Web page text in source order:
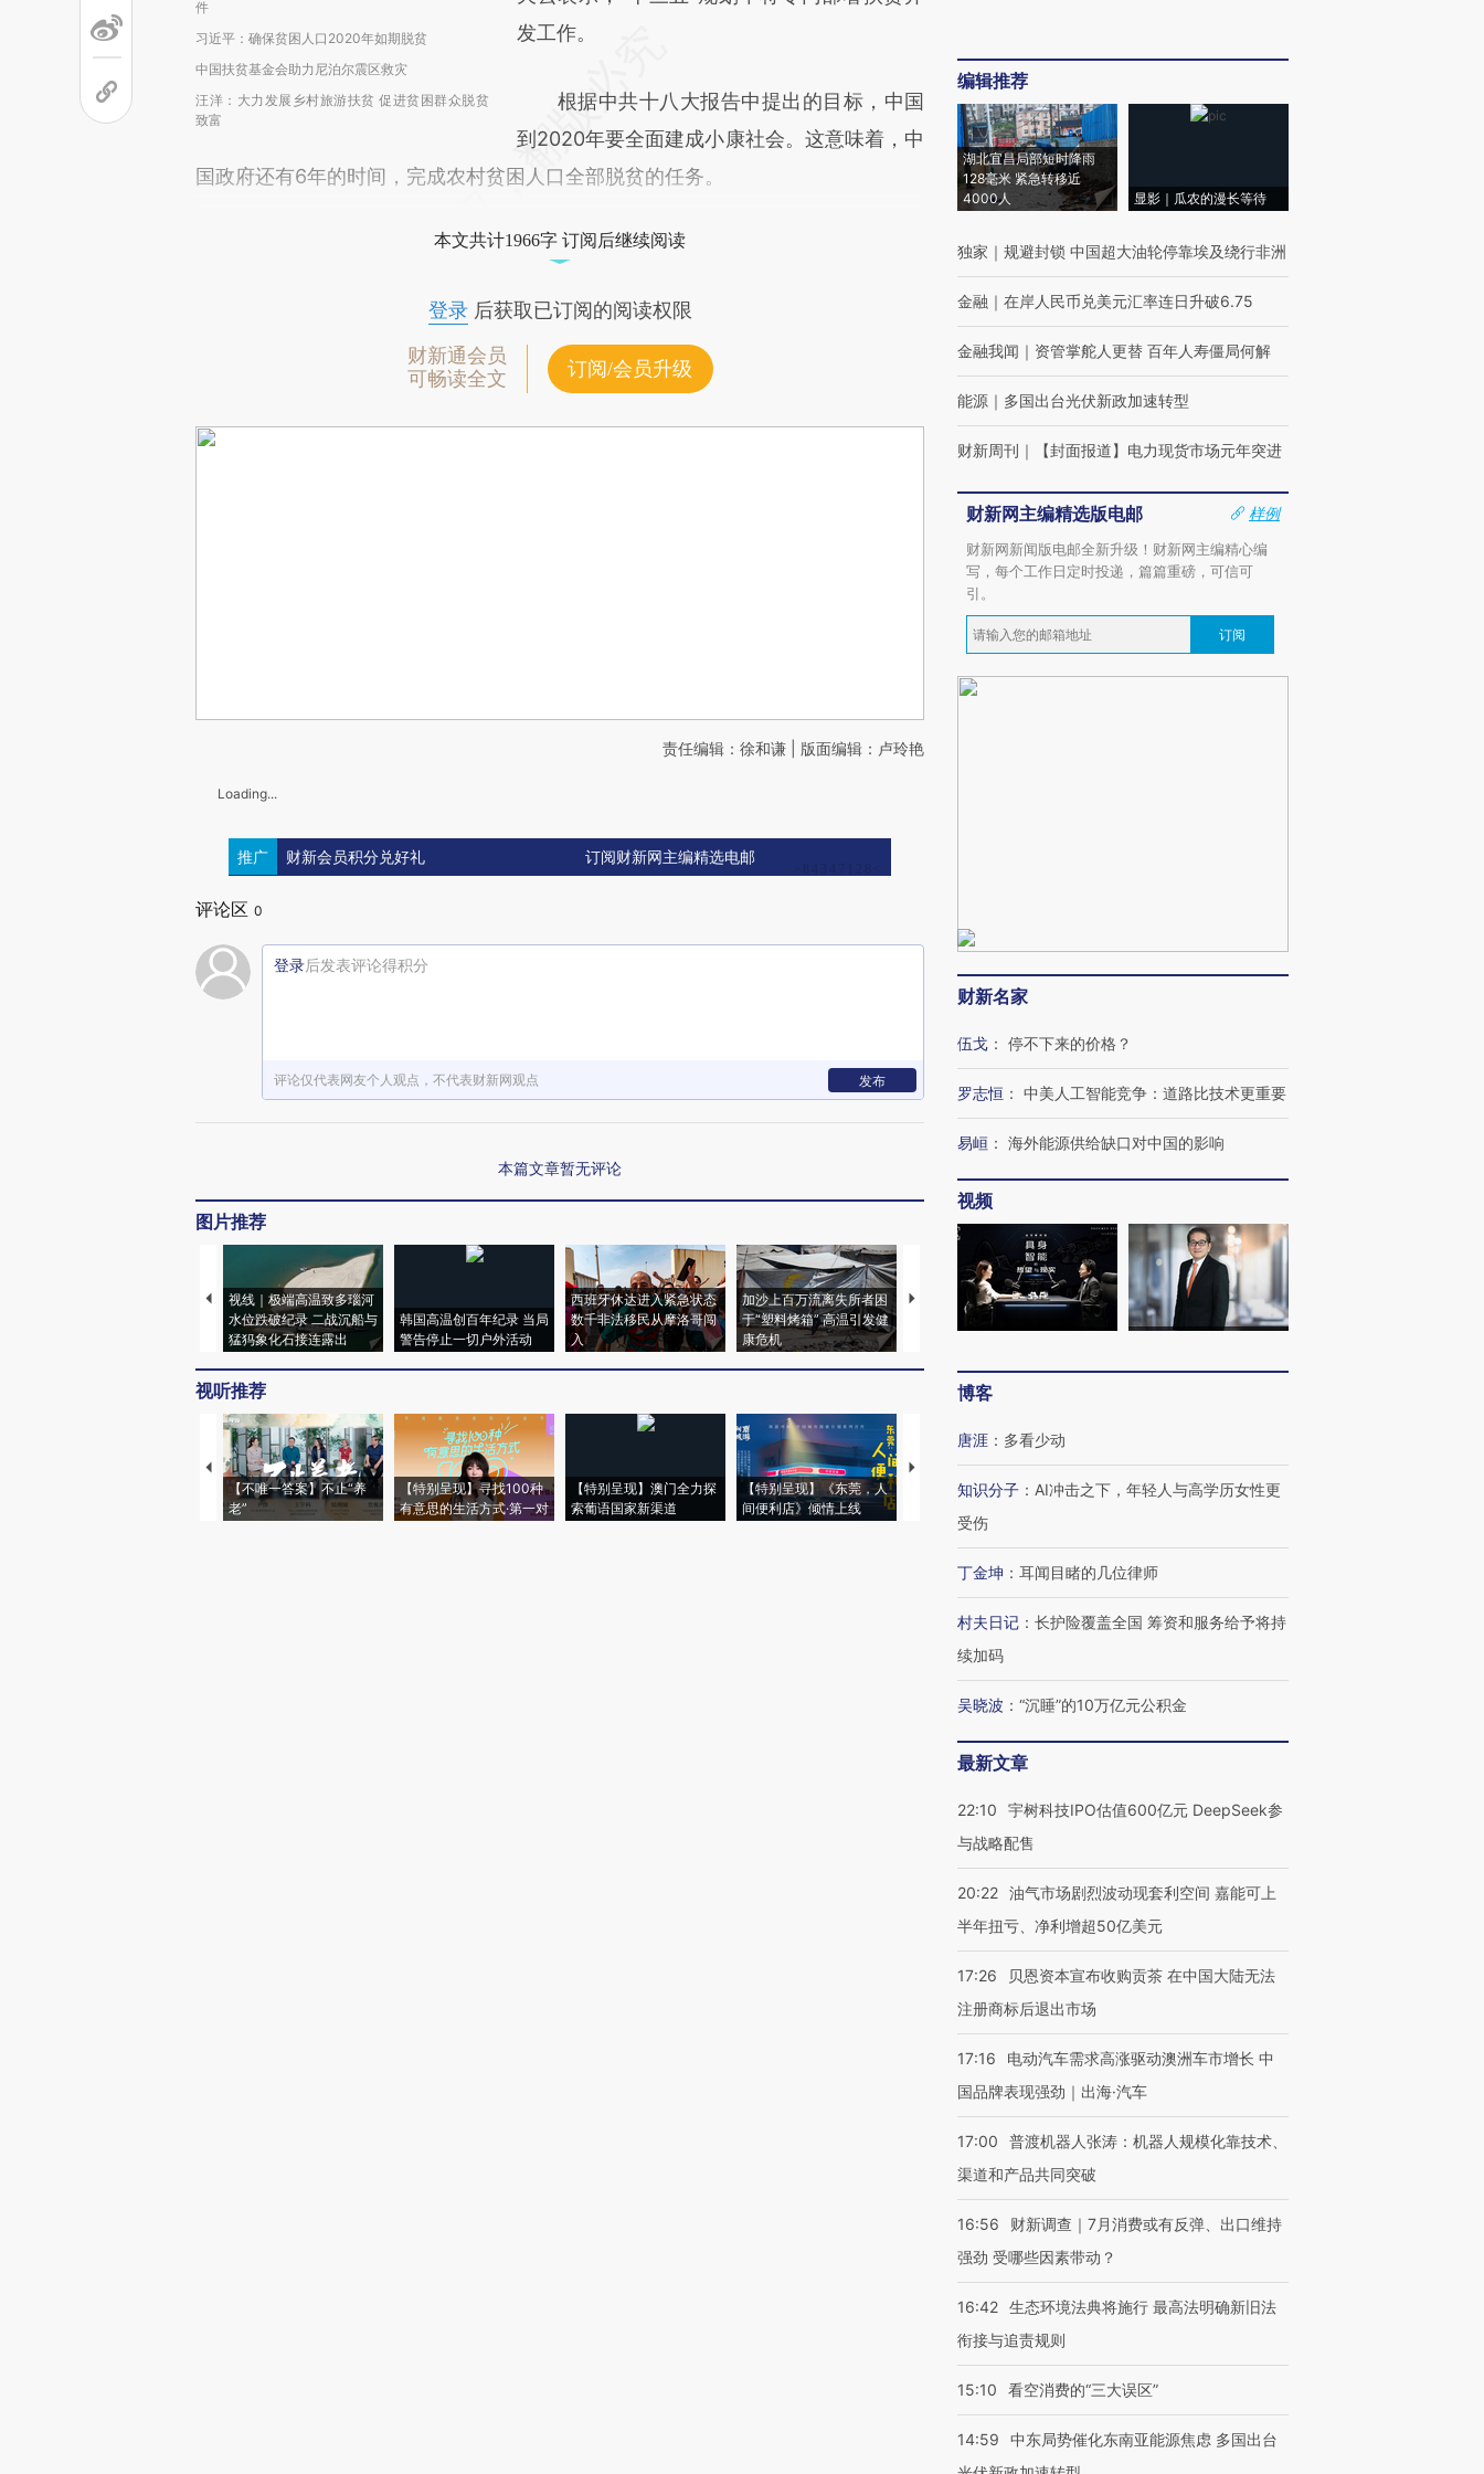
件
习近平：确保贫困人口2020年如期脱贫
中国扶贫基金会助力尼泊尔震区救灾
汪洋：大力发展乡村旅游扶贫 促进贫困群众脱贫
致富
发工作。
根据中共十八大报告中提出的目标，中国
到2020年要全面建成小康社会。这意味着，中
国政府还有6年的时间，完成农村贫困人口全部脱贫的任务。
本文共计1966字 订阅后继续阅读
登录后获取已订阅的阅读权限
财新通会员
可畅读全文
订阅/会员升级
责任编辑：徐和谦 | 版面编辑：卢玲艳
Loading...
推广 财新会员积分兑好礼 订阅财新网主编精选电邮
评论区 0
登录后发表评论得积分
评论仅代表网友个人观点，不代表财新网观点 发布
本篇文章暂无评论
图片推荐
视线｜极端高温致多瑙河
水位跌破纪录 二战沉船与
猛犸象化石接连露出
韩国高温创百年纪录 当局
警告停止一切户外活动
西班牙休达进入紧急状态
数千非法移民从摩洛哥闯
入
加沙上百万流离失所者困
于“塑料烤箱” 高温引发健
康危机
视线｜HYROX的吸金
术：是什么让中产们甘
马航飞行员跨国走私7万
粒摇头丸 尿检体内含3种
视线｜被称为“蟑螂”的印
度Z世代 用街头抗争将教
视听推荐
【不唯一答案】不止“养
老”
【特别呈现】寻找100种
有意思的生活方式·第一对
【特别呈现】澳门全力探
索葡语国家新渠道
【特别呈现】《东莞，人
间便利店》倾情上线
【推广】走进第四届链博
会，让数智科技“链”接产
【特别呈现】寻找100种
【商旅对话】华住集团
CFO：不靠规模取胜，华
编辑推荐
湖北宜昌局部短时降雨
128毫米 紧急转移近
4000人
显影｜瓜农的漫长等待
独家 ｜ 规避封锁 中国超大油轮停靠埃及绕行非洲
金融 ｜ 在岸人民币兑美元汇率连日升破6.75
金融我闻 ｜ 资管掌舵人更替 百年人寿僵局何解
能源 ｜ 多国出台光伏新政加速转型
财新周刊 ｜ 【封面报道】电力现货市场元年突进
财新网主编精选版电邮
样例
财新网新闻版电邮全新升级！财新网主编精心编
写，每个工作日定时投递，篇篇重磅，可信可
引。
订阅
财新名家
伍戈 ： 停不下来的价格？
罗志恒 ： 中美人工智能竞争：道路比技术更重要
易峘 ： 海外能源供给缺口对中国的影响
视频
博客
唐涯 ： 多看少动
知识分子 ： AI冲击之下，年轻人与高学历女性更
受伤
丁金坤 ： 耳闻目睹的几位律师
村夫日记 ： 长护险覆盖全国 筹资和服务给予将持
续加码
吴晓波 ： “沉睡”的10万亿元公积金
最新文章
22:10
宇树科技IPO估值600亿元 DeepSeek参
与战略配售
20:22 油气市场剧烈波动现套利空间 嘉能可上
半年扭亏、净利增超50亿美元
17:26
贝恩资本宣布收购贡茶 在中国大陆无法
注册商标后退出市场
17:16
电动汽车需求高涨驱动澳洲车市增长 中
国品牌表现强劲｜出海·汽车
17:00
普渡机器人张涛：机器人规模化靠技术、
渠道和产品共同突破
16:56
财新调查｜7月消费或有反弹、出口维持
强劲 受哪些因素带动？
16:42 生态环境法典将施行 最高法明确新旧法
衔接与追责规则
15:10 看空消费的“三大误区”
14:59
中东局势催化东南亚能源焦虑 多国出台